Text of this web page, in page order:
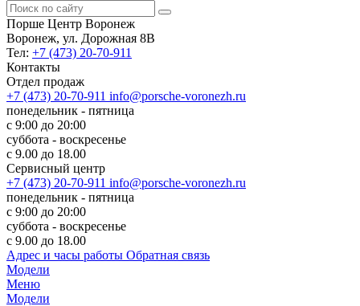
Порше Центр Воронеж
Воронеж, ул. Дорожная 8В
Тел: +7 (473) 20-70-911
Контакты
Отдел продаж
+7 (473) 20-70-911 info@porsche-voronezh.ru
понедельник - пятница
с 9:00 до 20:00
суббота - воскресенье
с 9.00 до 18.00
Сервисный центр
+7 (473) 20-70-911 info@porsche-voronezh.ru
понедельник - пятница
с 9:00 до 20:00
суббота - воскресенье
с 9.00 до 18.00
Адрес и часы работы Обратная связь
Модели
Меню
Модели